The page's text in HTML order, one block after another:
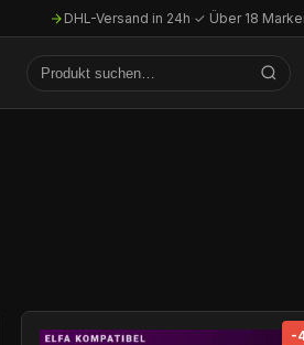
DHL-Versand in 24h·✓ Über 18
-